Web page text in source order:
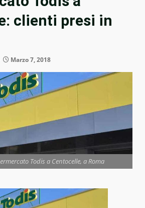
clienti presi in
Marzo 7, 2018
Todis a Centocelle, a Roma